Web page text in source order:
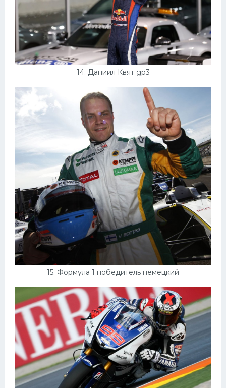
14. Даниил Квят gp3
15. Формула 1 победитель немецкий